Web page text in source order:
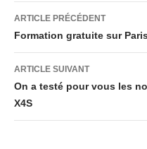
des
articles
ARTICLE PRÉCÉDENT
Formation gratuite sur
ARTICLE SUIVANT
On a testé pour vous les
X4S